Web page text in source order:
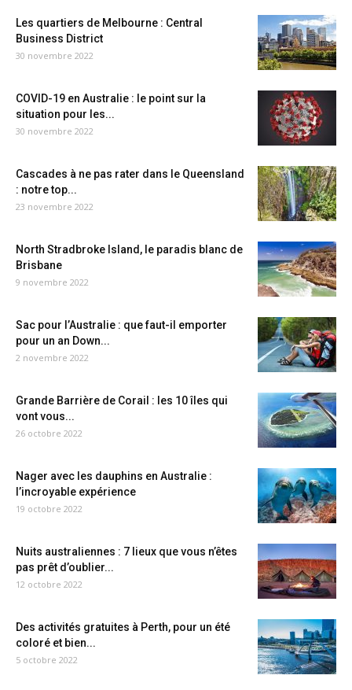
Les quartiers de Melbourne : Central
Business District
30 novembre 2022
COVID-19 en Australie : le point sur la
situation pour les...
30 novembre 2022
Cascades à ne pas rater dans le Queensland
: notre top...
23 novembre 2022
North Stradbroke Island, le paradis blanc de
Brisbane
9 novembre 2022
Sac pour l’Australie : que faut-il emporter
pour un an Down...
2 novembre 2022
Grande Barrière de Corail : les 10 îles qui
vont vous...
26 octobre 2022
Nager avec les dauphins en Australie :
l’incroyable expérience
19 octobre 2022
Nuits australiennes : 7 lieux que vous n’êtes
pas prêt d’oublier...
12 octobre 2022
Des activités gratuites à Perth, pour un été
coloré et bien...
5 octobre 2022